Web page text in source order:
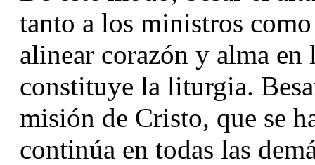
tanto a los ministros
alinear corazón y alma
constituye la liturgia.
misión de Cristo, que se
continúa en todas las